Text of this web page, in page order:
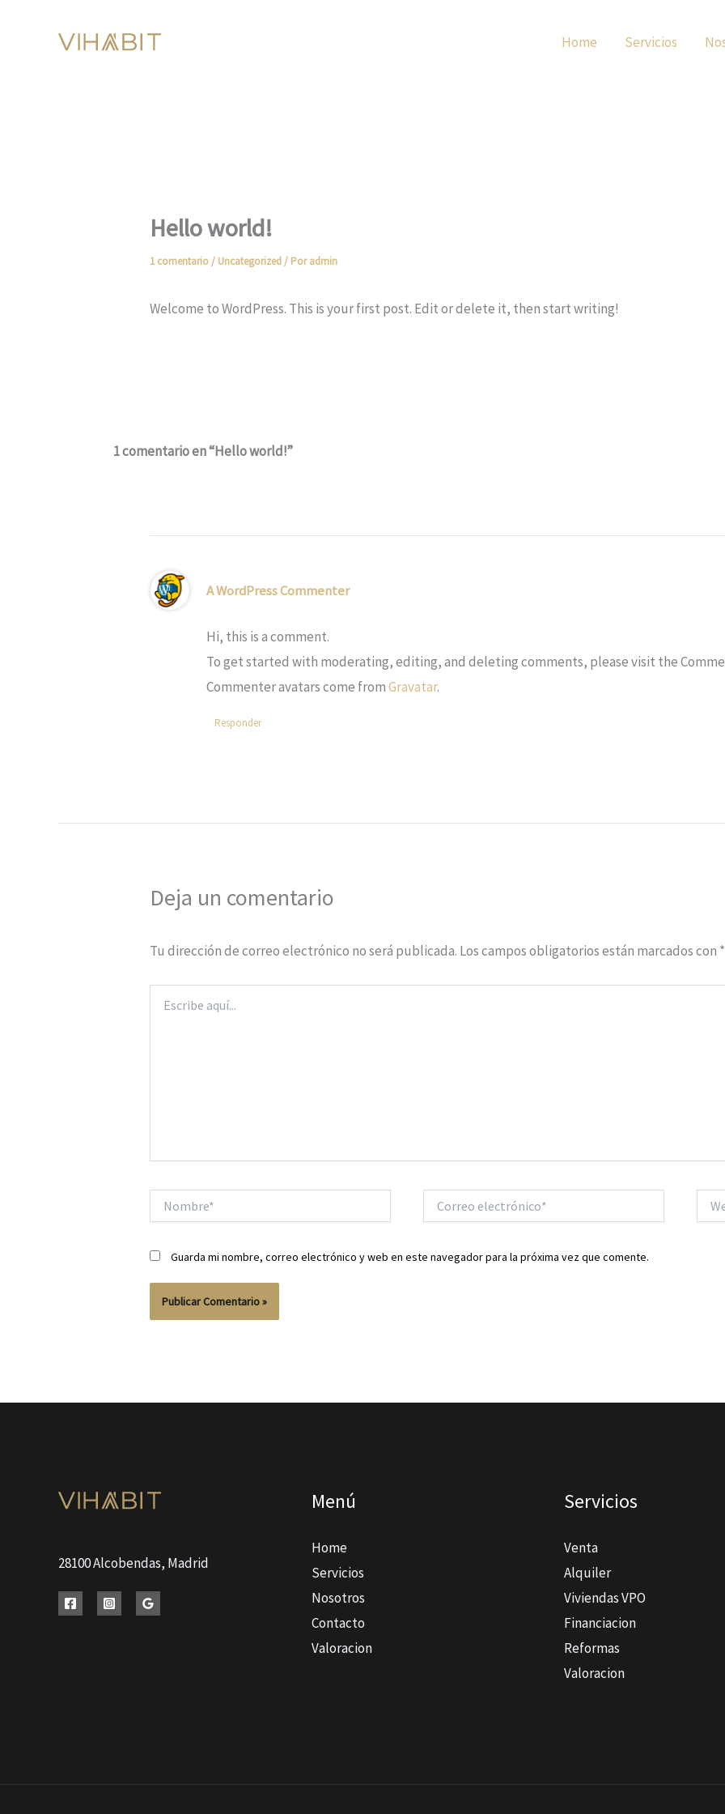
Home Servicios
Hello world!
1 comentario/ Uncategorized/ Poradmin
Welcome to WordPress. This is your first post. Edit or delete it, then start writing!
1 comentario en “Hello world!”
A WordPress Commenter
Hi, this is a comment.
To get started with moderating, editing, and deleting comments, please visit the
Commenter avatars come fromGravatar.
Responder
Deja un comentario
Tu dirección de correo electrónico no será publicada. Los campos obligatorios están marcados con *
aquí...
electrónico*
Guarda mi nombre, correo electrónico y web en este navegador para la próxima vez que comente.
28100 Alcobendas, Madrid
Menú
Home
Servicios
Nosotros
Contacto
Valoracion
Servicios
Venta
Alquiler
Viviendas VPO
Financiacion
Reformas
Valoracion